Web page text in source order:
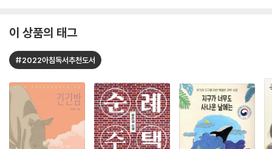
이 상품의 태그
#2022아침독서추천도서